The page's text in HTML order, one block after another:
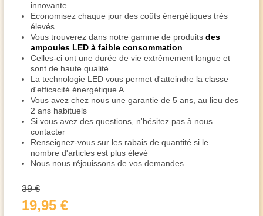
innovante
Economisez chaque jour des coûts énergétiques très
élevés
Vous trouverez dans notre gamme de produits des
ampoules LED à faible consommation
Celles-ci ont une durée de vie extrêmement longue et
sont de haute qualité
La technologie LED vous permet d'atteindre la classe
d'efficacité énergétique A
Vous avez chez nous une garantie de 5 ans, au lieu des
2 ans habituels
Si vous avez des questions, n'hésitez pas à nous
contacter
Renseignez-vous sur les rabais de quantité si le
nombre d'articles est plus élevé
Nous nous réjouissons de vos demandes
39 €
19,95 €